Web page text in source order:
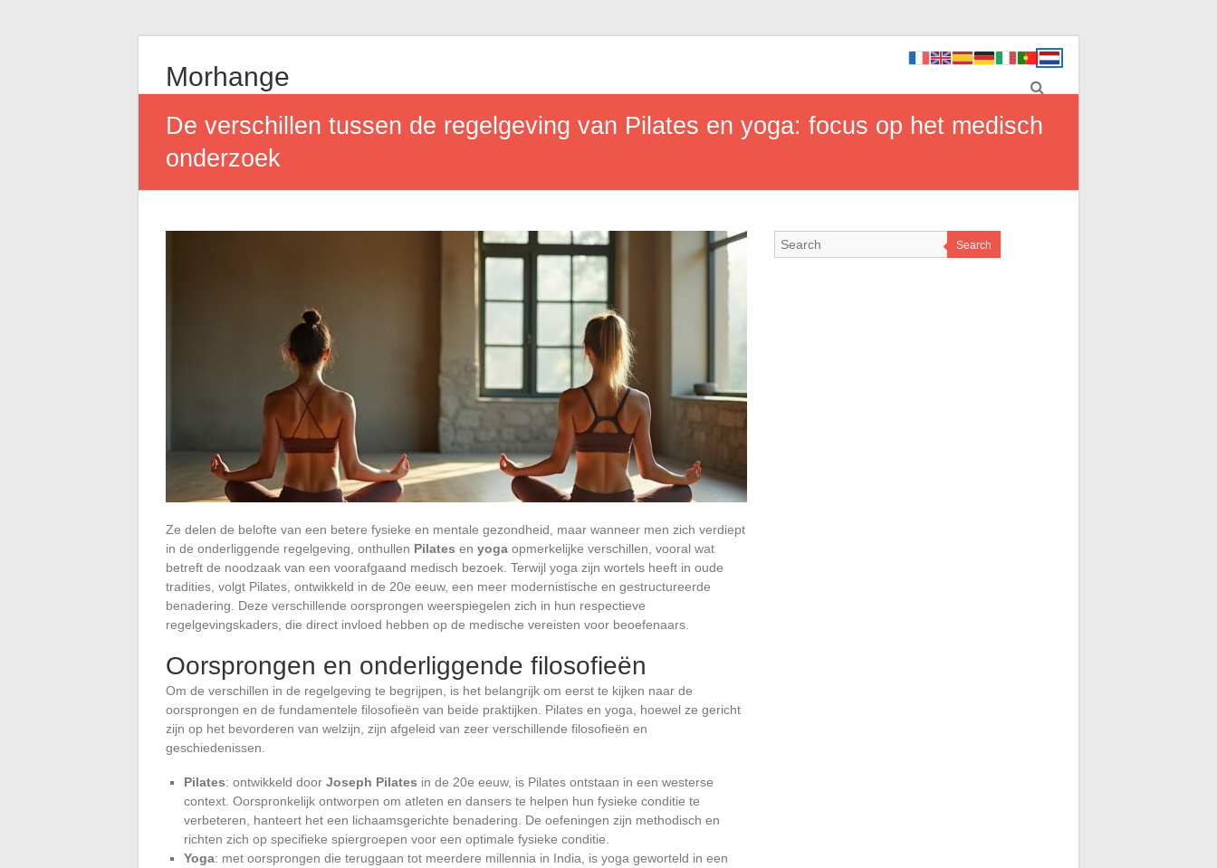
Morhange
De verschillen tussen de regelgeving van Pilates en yoga: focus op het medisch
onderzoek
Ze delen de belofte van een betere fysieke en mentale gezondheid, maar wanneer men zich verdiept
in de onderliggende regelgeving, onthullen Pilates en yoga opmerkelijke verschillen, vooral wat
betreft de noodzaak van een voorafgaand medisch bezoek. Terwijl yoga zijn wortels heeft in oude
tradities, volgt Pilates, ontwikkeld in de 20e eeuw, een meer modernistische en gestructureerde
benadering. Deze verschillende oorsprongen weerspiegelen zich in hun respectieve
regelgevingskaders, die direct invloed hebben op de medische vereisten voor beoefenaars.
Oorsprongen en onderliggende filosofieën
Om de verschillen in de regelgeving te begrijpen, is het belangrijk om eerst te kijken naar de
oorsprongen en de fundamentele filosofieën van beide praktijken. Pilates en yoga, hoewel ze gericht
zijn op het bevorderen van welzijn, zijn afgeleid van zeer verschillende filosofieën en
geschiedenissen.
Pilates: ontwikkeld door Joseph Pilates in de 20e eeuw, is Pilates ontstaan in een westerse
context. Oorspronkelijk ontworpen om atleten en dansers te helpen hun fysieke conditie te
verbeteren, hanteert het een lichaamsgerichte benadering. De oefeningen zijn methodisch en
richten zich op specifieke spiergroepen voor een optimale fysieke conditie.
Yoga: met oorsprongen die teruggaan tot meerdere millennia in India, is yoga geworteld in een
Search